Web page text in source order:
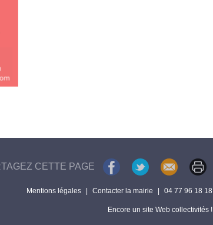
CETTE PAGE
Mentions légales | Contacter la mairie | 04 77 96 18 18
Encore un site Web collectivités !